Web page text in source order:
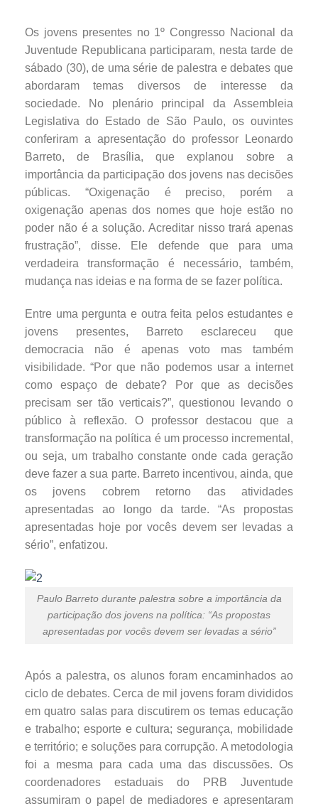
Os jovens presentes no 1º Congresso Nacional da
Juventude Republicana participaram, nesta tarde de
sábado (30), de uma série de palestra e debates que
abordaram temas diversos de interesse da
sociedade. No plenário principal da Assembleia
Legislativa do Estado de São Paulo, os ouvintes
conferiram a apresentação do professor Leonardo
Barreto, de Brasília, que explanou sobre a
importância da participação dos jovens nas decisões
públicas. “Oxigenação é preciso, porém a
oxigenação apenas dos nomes que hoje estão no
poder não é a solução. Acreditar nisso trará apenas
frustração”, disse. Ele defende que para uma
verdadeira transformação é necessário, também,
mudança nas ideias e na forma de se fazer política.
Entre uma pergunta e outra feita pelos estudantes e
jovens presentes, Barreto esclareceu que
democracia não é apenas voto mas também
visibilidade. “Por que não podemos usar a internet
como espaço de debate? Por que as decisões
precisam ser tão verticais?”, questionou levando o
público à reflexão. O professor destacou que a
transformação na política é um processo incremental,
ou seja, um trabalho constante onde cada geração
deve fazer a sua parte. Barreto incentivou, ainda, que
os jovens cobrem retorno das atividades
apresentadas ao longo da tarde. “As propostas
apresentadas hoje por vocês devem ser levadas a
sério”, enfatizou.
Paulo Barreto durante palestra sobre a importância da
participação dos jovens na política: “As propostas
apresentadas por vocês devem ser levadas a sério”
Após a palestra, os alunos foram encaminhados ao
ciclo de debates. Cerca de mil jovens foram divididos
em quatro salas para discutirem os temas educação
e trabalho; esporte e cultura; segurança, mobilidade
e território; e soluções para corrupção. A metodologia
foi a mesma para cada uma das discussões. Os
coordenadores estaduais do PRB Juventude
assumiram o papel de mediadores e apresentaram